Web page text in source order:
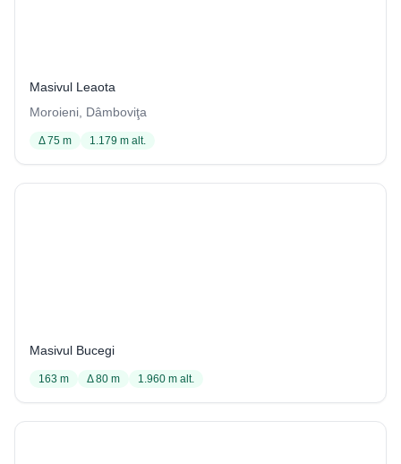
Masivul Leaota
Moroieni, Dâmboviţa
Δ 75 m 1.179 m alt.
Masivul Bucegi
163 m Δ 80 m 1.960 m alt.